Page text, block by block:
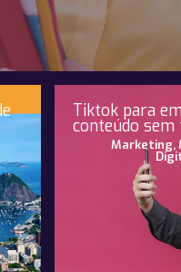
Tiktok para
conteúdo sem
Marketing,